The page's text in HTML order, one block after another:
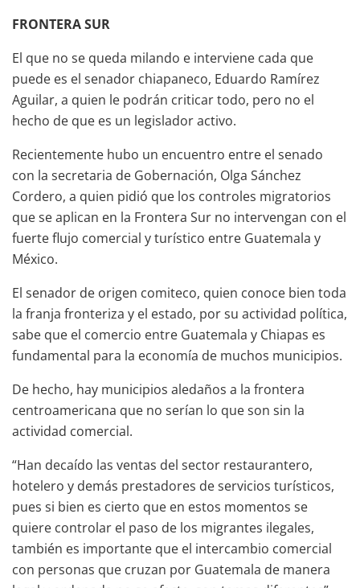
FRONTERA SUR
El que no se queda milando e interviene cada que
puede es el senador chiapaneco, Eduardo Ramírez
Aguilar, a quien le podrán criticar todo, pero no el
hecho de que es un legislador activo.
Recientemente hubo un encuentro entre el senado
con la secretaria de Gobernación, Olga Sánchez
Cordero, a quien pidió que los controles migratorios
que se aplican en la Frontera Sur no intervengan con el
fuerte flujo comercial y turístico entre Guatemala y
México.
El senador de origen comiteco, quien conoce bien toda
la franja fronteriza y el estado, por su actividad política,
sabe que el comercio entre Guatemala y Chiapas es
fundamental para la economía de muchos municipios.
De hecho, hay municipios aledaños a la frontera
centroamericana que no serían lo que son sin la
actividad comercial.
“Han decaído las ventas del sector restaurantero,
hotelero y demás prestadores de servicios turísticos,
pues si bien es cierto que en estos momentos se
quiere controlar el paso de los migrantes ilegales,
también es importante que el intercambio comercial
con personas que cruzan por Guatemala de manera